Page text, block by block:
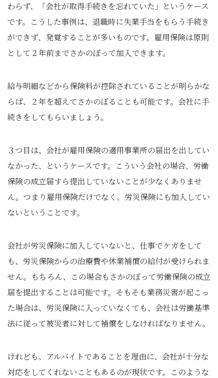
わらず、「会社が取得手続きを忘れていた」というケース
です。こうした事例は、退職時に失業手当をもらう手続き
ができず、発覚することが多いものです。雇用保険は原則
として２年前までさかのぼって加入できます。
給与明細などから保険料が控除されていることが明らかな
らば、２年を超えてさかのぼることも可能です。会社に手
続きをしてもらいましょう。
３つ目は、会社が雇用保険の適用事業所の届出を出してい
なかった、というケースです。こういう会社の場合、労働
保険の成立届すら提出していないことが少なくありませ
ん。つまり雇用保険だけでなく、労災保険にも加入してい
ないということです。
会社が労災保険に加入していないと、仕事でケガをして
も、労災保険からの治療費や休業補償の給付が受けられま
せん。もちろん、この場合もさかのぼって労働保険の成立
届を提出することは可能です。そもそも業務災害が起こっ
た場合は、労災保険に入っていなくても、会社は労働基準
法に従って被災者に対して補償をしなければなりません。
けれども、アルバイトであることを理由に、会社が十分な
対応をしてくれないこともあるのが現状です。このような